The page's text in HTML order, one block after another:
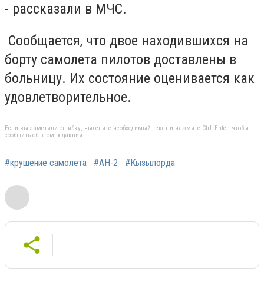
- рассказали в МЧС.
Сообщается, что двое находившихся на
борту самолета пилотов доставлены в
больницу. Их состояние оценивается как
удовлетворительное.
Если вы заметили ошибку, выделите необходимый текст и нажмите Ctrl+Enter, чтобы
сообщить об этом редакции
#крушение самолета #АН-2 #Кызылорда